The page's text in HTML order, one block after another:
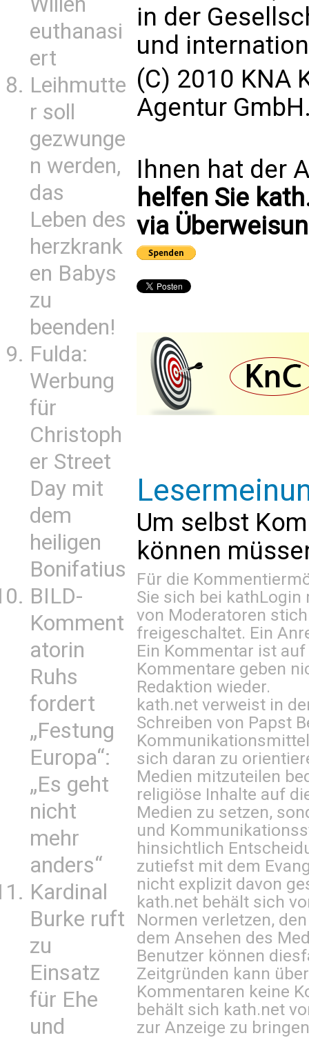
euthanasi
ert
Leihmutte
r soll
gezwunge
n werden,
das
Leben des
herzkrank
en Babys
zu
beenden!
Fulda:
Werbung
für
Christoph
er Street
Day mit
dem
heiligen
Bonifatius
BILD-
Komment
atorin
Ruhs
fordert
„Festung
Europa“:
„Es geht
nicht
mehr
anders“
Kardinal
Burke ruft
zu
Einsatz
für Ehe
und
in der
und
(C) 2010 KNA
Agentur
Ihnen hat der
helfen Sie
via
Um selbst
können
Für die
Sie sich bei kathLogin
von Moderatoren
freigeschaltet. Ein
Ein Kommentar ist
Kommentare geben
Redaktion wieder.
kath.net verweist in
Schreiben von Papst
sich daran zu
Medien mitzuteilen
religiöse Inhalte auf
Medien zu setzen,
und
hinsichtlich
zutiefst mit dem
nicht explizit davon
kath.net behält sich
Normen verletzen,
dem Ansehen des
Benutzer können
Zeitgründen kann
Kommentaren keine
behält sich kath.net
zur Anzeige zu